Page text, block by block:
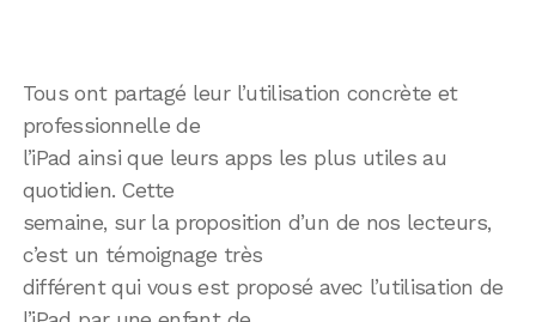
Tous ont partagé leur l’utilisation concrète et
professionnelle de
l’iPad ainsi que leurs apps les plus utiles au
quotidien. Cette
semaine, sur la proposition d’un de nos lecteurs,
c’est un témoignage très
différent qui vous est proposé avec l’utilisation de